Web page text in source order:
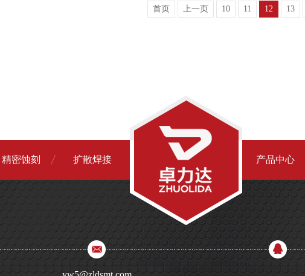
首页 上一页 10 11 12 13
精密蚀刻 扩散焊接 产品中心